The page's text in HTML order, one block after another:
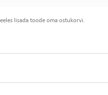
lisada toode oma ostukorvi.